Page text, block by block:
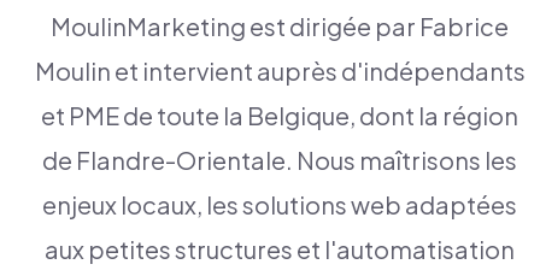
MoulinMarketing est dirigée par Fabrice
Moulin et intervient auprès d'indépendants
et PME de toute la Belgique, dont la région
de Flandre-Orientale. Nous maîtrisons les
enjeux locaux, les solutions web adaptées
aux petites structures et l'automatisation